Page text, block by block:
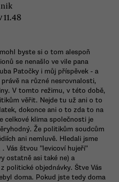
11.48
byste si o tom alespoň
se nenašlo ve vile pana
Patočky i můj příspěvek - a
na různé nesrovnalosti,
V tomto režimu, v této době,
věřit. Nejde tu už ani o to
dokonce ani o to zda to na
celkové klima společnosti je
Že politikům soudcům
ani nemluvě. Hledali jsme
Vás štvou "levicoví hujeři"
ostatně asi také ne) a
politické objednávky. Štve Vás
doma. Pokud jste tedy doma